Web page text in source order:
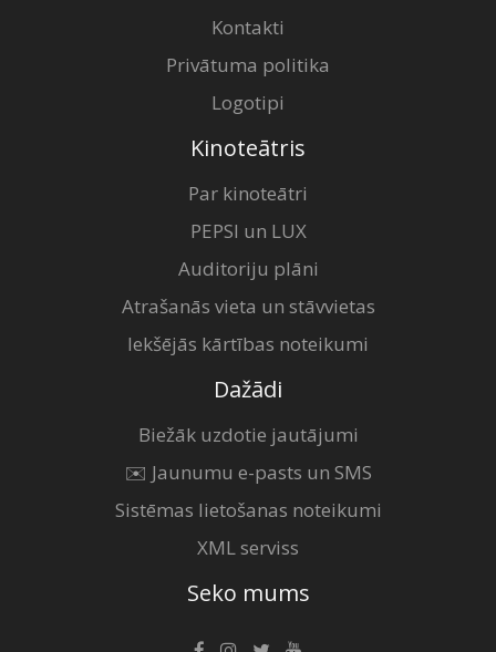
Kontakti
Privātuma politika
Logotipi
Kinoteātris
Par kinoteātri
PEPSI un LUX
Auditoriju plāni
Atrašanās vieta un stāvvietas
Iekšējās kārtības noteikumi
Dažādi
Biežāk uzdotie jautājumi
✉️ Jaunumu e-pasts un SMS
Sistēmas lietošanas noteikumi
XML serviss
Seko mums